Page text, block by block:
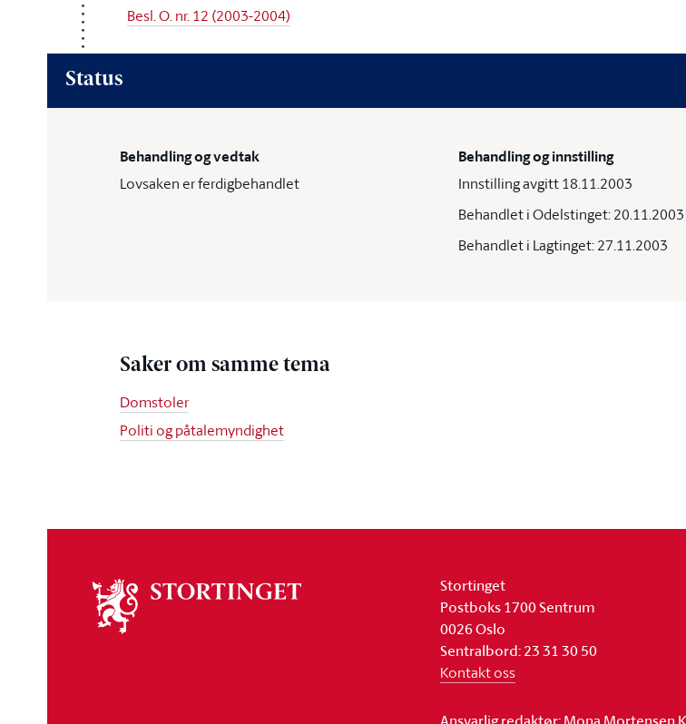
Besl. O. nr. 12 (2003-2004)
Status
Behandling og vedtak
Lovsaken er ferdigbehandlet
Behandling og innstilling
Innstilling avgitt 18.11.2003
Behandlet i Odelstinget: 20.11.2003
Behandlet i Lagtinget: 27.11.2003
Saker om samme tema
Domstoler
Politi og påtalemyndighet
stortinget
Stortinget
Postboks 1700 Sentrum
0026 Oslo
Sentralbord: 23 31 30 50
Kontakt oss